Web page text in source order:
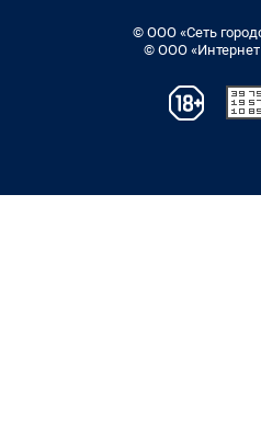
© ООО «Сеть
© ООО «Интернет